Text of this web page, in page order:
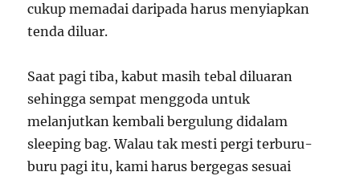
cukup memadai daripada harus menyiapkan
tenda diluar.
Saat pagi tiba, kabut masih tebal diluaran
sehingga sempat menggoda untuk
melanjutkan kembali bergulung didalam
sleeping bag. Walau tak mesti pergi terburu-
buru pagi itu, kami harus bergegas sesuai